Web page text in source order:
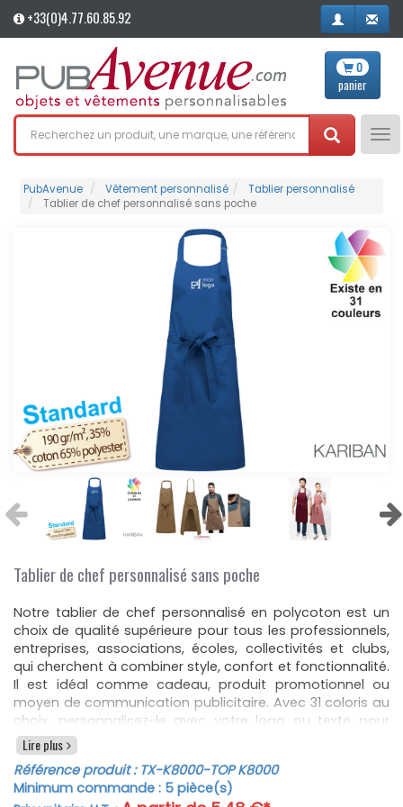
+33(0)4.77.60.85.92
0
panier
PubAvenue Vêtement personnalisé
Tablier personnalisé
Tablier de chef personnalisé sans poche
Tablier de chef personnalisé sans poche
Notre tablier de chef personnalisé en polycoton est un
choix de qualité supérieure pour tous les professionnels,
entreprises, associations, écoles, collectivités et clubs,
qui cherchent à combiner style, confort et fonctionnalité.
Il est idéal comme cadeau, produit promotionnel ou
moyen de communication publicitaire. Avec 31 coloris au
choix, personnalisez-le avec votre logo ou texte pour
refléter au mieux votre marque ou votre personnalité.
Fabriqué avec un mélange optimal de 65% de polyester
et 35% de coton, ce tablier est non seulement durable
mais également facile à entretenir, pouvant être lavé à
Lire plus
Référence produit : TX-K8000-TOP K8000
Minimum commande : 5 pièce(s)